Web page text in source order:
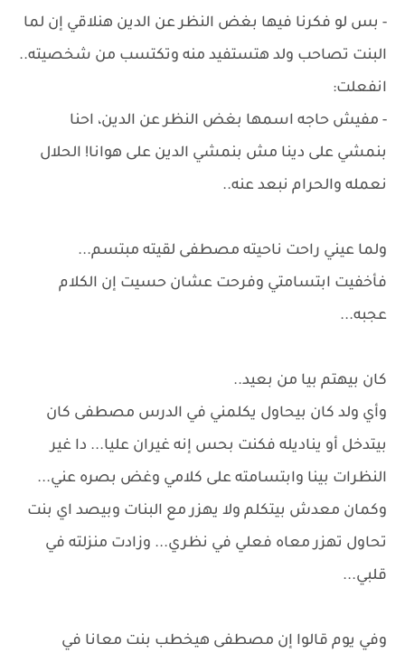
- بس لو فكرنا فيها بغض النظر عن الدين هنلاقي إن لما
البنت تصاحب ولد هتستفيد منه وتكتسب من شخصيته..
انفعلت:
- مفيش حاجه اسمها بغض النظر عن الدين، احنا
بنمشي على دينا مش بنمشي الدين على هوانا! الحلال
نعمله والحرام نبعد عنه..
ولما عيني راحت ناحيته مصطفى لقيته مبتسم...
فأخفيت ابتسامتي وفرحت عشان حسيت إن الكلام
عجبه...
كان بيهتم بيا من بعيد..
وأي ولد كان بيحاول يكلمني في الدرس مصطفى كان
بيتدخل أو يناديله فكنت بحس إنه غيران عليا... دا غير
النظرات بينا وابتسامته على كلامي وغض بصره عني...
وكمان معدش بيتكلم ولا يهزر مع البنات وبيصد اي بنت
تحاول تهزر معاه فعلي في نظري... وزادت منزلته في
قلبي...
وفي يوم قالوا إن مصطفى هيخطب بنت معانا في